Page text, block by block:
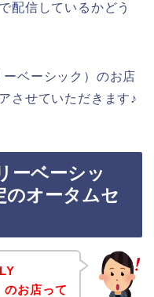
配信しているかどう
ベーシック）のお店
させていただきます♪
ーベーシッ
のオータムセ
お店って